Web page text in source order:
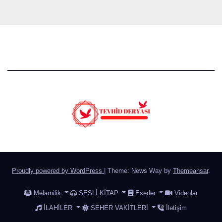
Proudly powered by WordPress | Theme: News Way by Themeansar.
Melamilik SESLİ KİTAP Eserler
Videolar
İLAHİLER
SEHER VAKİTLERİ İletişim